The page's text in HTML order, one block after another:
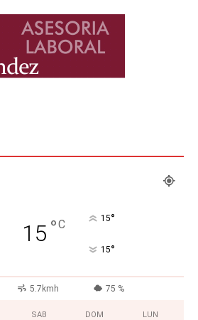
15 °C 15°
15°
5.7kmh 75 %
SAB DOM LUN